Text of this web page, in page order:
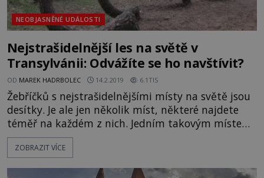
NEOBJASNĚNÉ UDÁLOSTI
Nejstrašidelnější les na světě v
Transylvánii: Odvážíte se ho navštívit?
OD MAREK HADRBOLEC 14.2.2019 6.1TIS
Žebříčků s nejstrašidelnějšími místy na světě jsou
desítky. Je ale jen několik míst, některé najdete
téměř na každém z nich. Jedním takovým místem
je právě les Hoia Baciu, podle mnohých vůbec
nejstrašidelnější les na světě. Rozsáhlý les Hoia
ZOBRAZIT VÍCE